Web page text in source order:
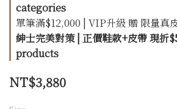
categories
單筆滿$12,000 | VIP升級 贈 限量真
紳士完美對策 | 正價鞋款+皮帶 現折
products
NT$3,880